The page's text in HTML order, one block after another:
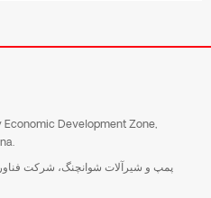
Economic Development Zone,